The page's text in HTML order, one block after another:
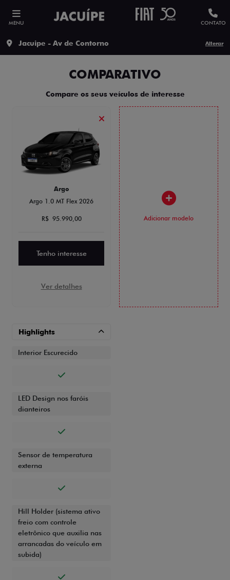
MENU CONTATO
Jacuipe - Av de Contorno Alterar
COMPARATIVO
Compare os seus veículos de interesse
Argo
Argo 1.0 MT Flex 2026
R$ 95.990,00
Tenho interesse
Ver detalhes
Adicionar modelo
Highlights
Interior Escurecido
LED Design nos faróis
dianteiros
Sensor de temperatura
externa
Hill Holder (sistema ativo
freio com controle
eletrônico que auxilia nas
arrancadas do veículo em
subida)